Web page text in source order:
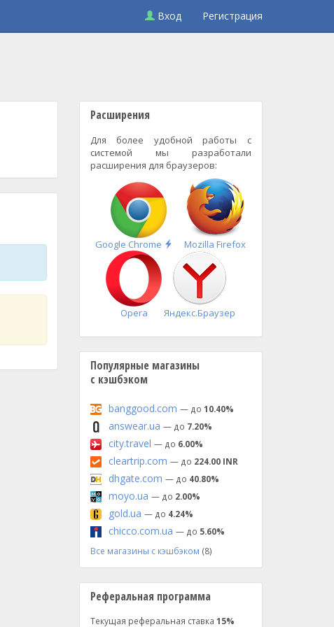
Вход Регистрация
Расширения
Для более удобной работы с
системой мы разработали
расширения для браузеров:
Google Chrome
Быстрая
установка
Mozilla Firefox
Opera Яндекс.Браузер
Популярные магазины
с кэшбэком
banggood.com — до 10.40%
answear.ua — до 7.20%
city.travel — до 6.00%
cleartrip.com — до 224.00 INR
dhgate.com — до 40.80%
moyo.ua — до 2.00%
gold.ua — до 4.24%
chicco.com.ua — до 5.60%
Все магазины с кэшбэком (8)
Реферальная программа
Текущая реферальная ставка 15%